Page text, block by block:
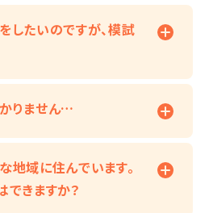
したいのですが、模試
りません…
地域に住んでいます。
きますか？